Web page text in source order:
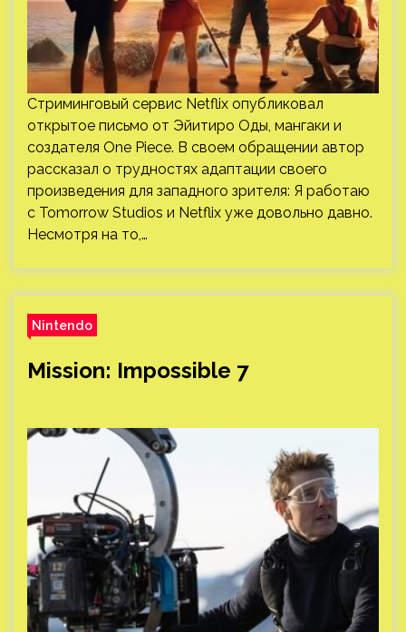
Стриминговый сервис Netflix опубликовал
открытое письмо от Эйитиро Оды, мангаки и
создателя One Piece. В своем обращении автор
рассказал о трудностях адаптации своего
произведения для западного зрителя: Я работаю
с Tomorrow Studios и Netflix уже довольно давно.
Несмотря на то,…
Nintendo
Mission: Impossible 7